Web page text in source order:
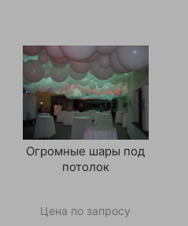
Огромные шары под
потолок
Цена по запросу